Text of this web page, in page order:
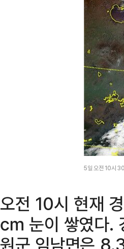
5일 오전 10시
오전 10시 현재
㎝ 눈이 쌓였다.
원군 임남면은